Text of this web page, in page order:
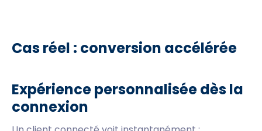
Cas réel : conversion accélérée
Expérience personnalisée dès la
connexion